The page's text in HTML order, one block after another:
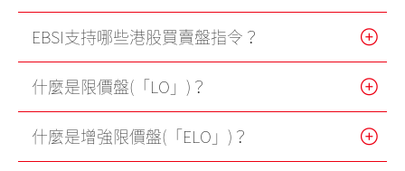
「期貨寶」
「股票期權寶」
「港股易」(簡體版)
EBSI支持哪些港股買賣盤指令？
什麼是限價盤(「LO」)？
什麼是增強限價盤(「ELO」)？